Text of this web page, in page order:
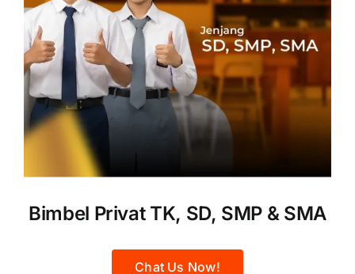
Bimbel Privat TK, SD, SMP & SMA
Chat Us Now!